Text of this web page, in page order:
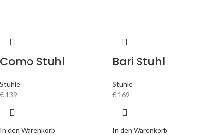
Como Stuhl
Stühle
€ 139
In den Warenkorb
Bari Stuhl
Stühle
€ 169
In den Warenkorb